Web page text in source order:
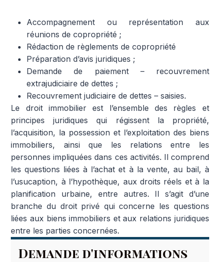
Accompagnement ou représentation aux
réunions de copropriété ;
Rédaction de règlements de copropriété
Préparation d’avis juridiques ;
Demande de paiement – recouvrement
extrajudiciaire de dettes ;
Recouvrement judiciaire de dettes – saisies.
Le droit immobilier est l’ensemble des règles et
principes juridiques qui régissent la propriété,
l’acquisition, la possession et l’exploitation des biens
immobiliers, ainsi que les relations entre les
personnes impliquées dans ces activités. Il comprend
les questions liées à l’achat et à la vente, au bail, à
l’usucaption, à l’hypothèque, aux droits réels et à la
planification urbaine, entre autres. Il s’agit d’une
branche du droit privé qui concerne les questions
liées aux biens immobiliers et aux relations juridiques
entre les parties concernées.
Demande d'informations